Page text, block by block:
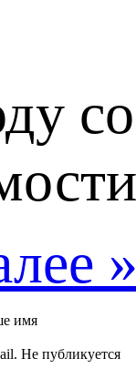
имя
Не публикуется